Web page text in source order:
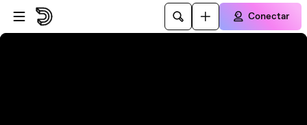
Pular para o player
Ir para o conteúdo principal
Conectar